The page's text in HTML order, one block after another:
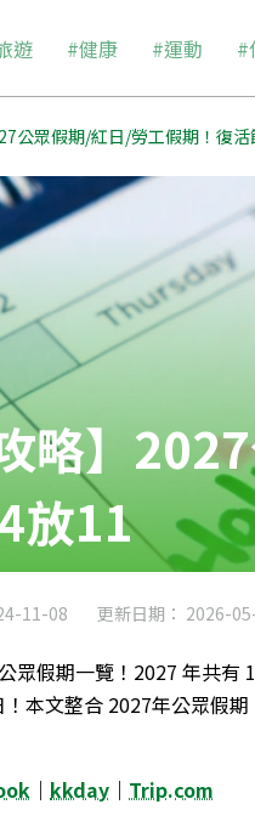
遊 #健康 #運動 #
公眾假期/紅日/勞工假期！復
略】
放11
11-08 更新日期： 2026-
眾假期一覽！2027 年共
本文整合 2027年公眾假
｜ kkday ｜ Trip.com